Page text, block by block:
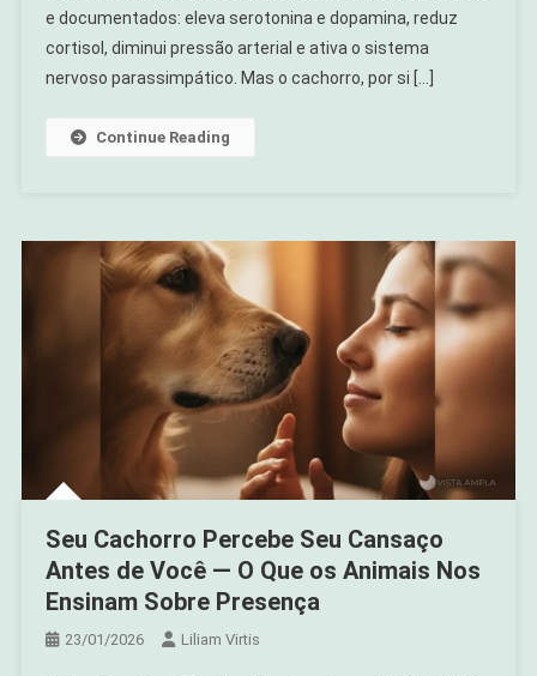
e documentados: eleva serotonina e dopamina, reduz
cortisol, diminui pressão arterial e ativa o sistema
nervoso parassimpático. Mas o cachorro, por si […]
Continue Reading
Seu Cachorro Percebe Seu Cansaço
Antes de Você — O Que os Animais Nos
Ensinam Sobre Presença
23/01/2026 Liliam Virtis